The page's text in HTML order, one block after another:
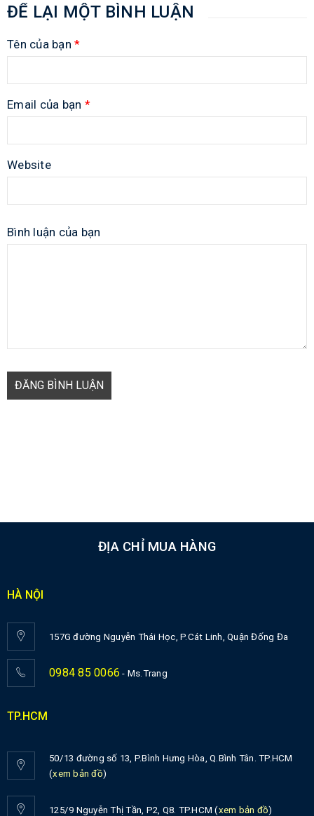
ĐỂ LẠI MỘT BÌNH LUẬN
Tên của bạn *
Email của bạn *
Website
Bình luận của bạn
ĐĂNG BÌNH LUẬN
ĐỊA CHỈ MUA HÀNG
HÀ NỘI
157G đường Nguyễn Thái Học, P.Cát Linh, Quận Đống Đa
0984 85 0066 - Ms.Trang
TP.HCM
50/13 đường số 13, P.Bình Hưng Hòa, Q.Bình Tân. TP.HCM
(xem bản đồ)
125/9 Nguyễn Thị Tần, P2, Q8. TP.HCM (xem bản đồ)